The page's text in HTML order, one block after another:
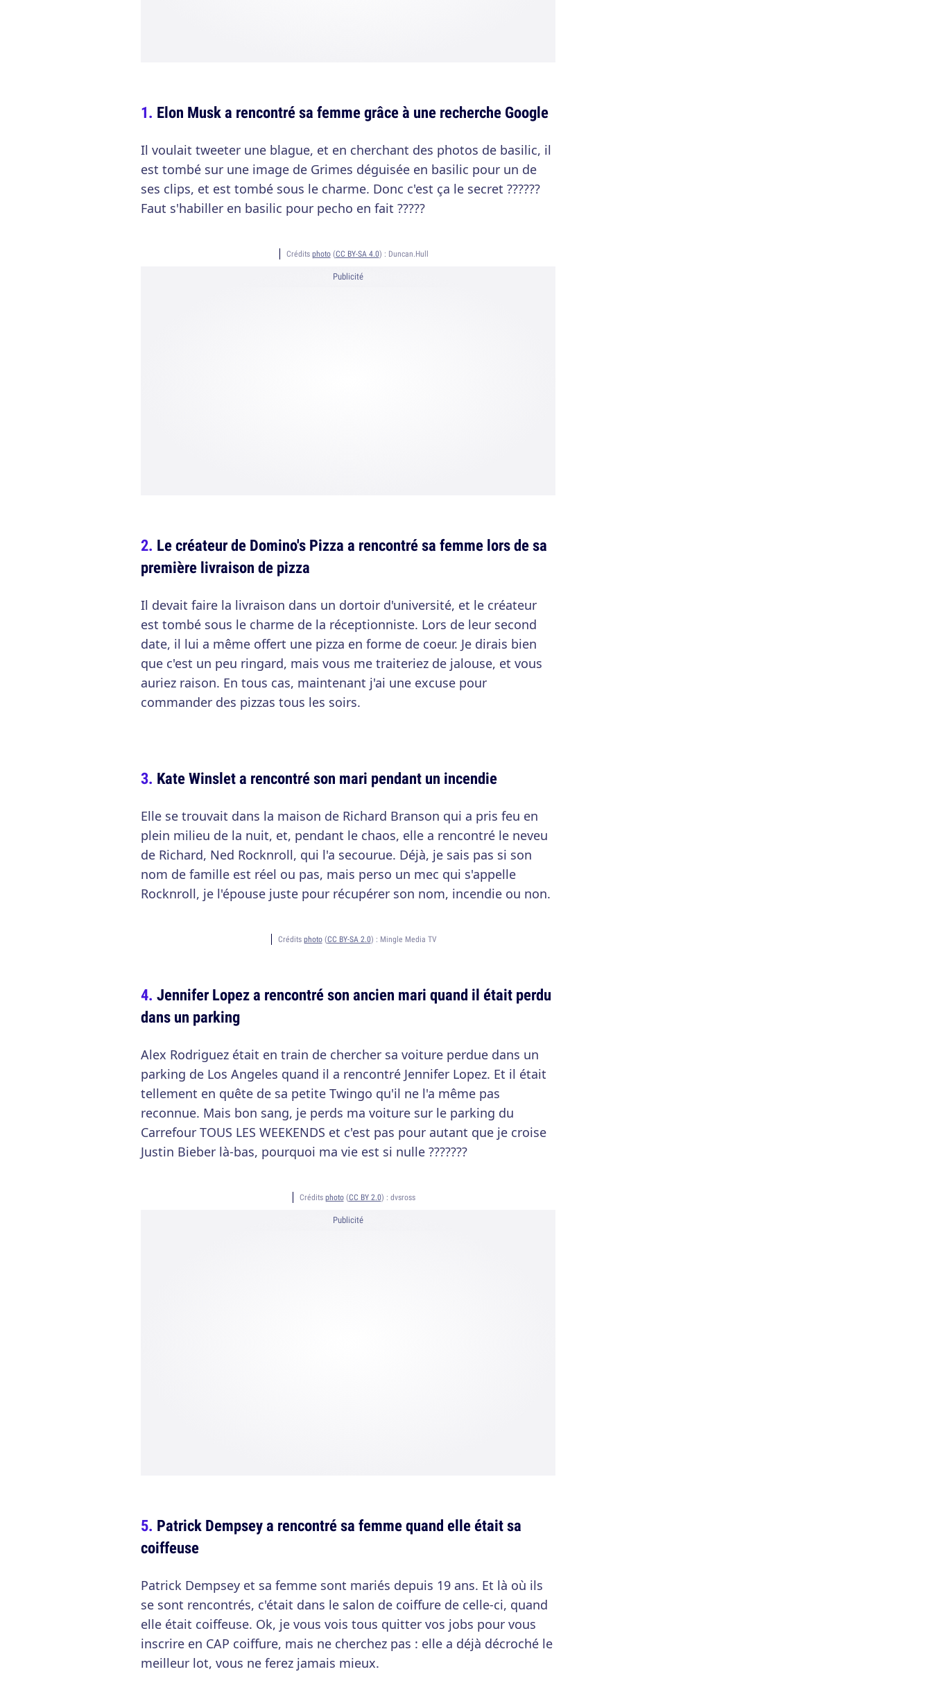
Elon Musk a rencontré sa femme grâce à une recherche Google
Il voulait tweeter une blague, et en cherchant des photos de basilic, il
est tombé sur une image de Grimes déguisée en basilic pour un de
ses clips, et est tombé sous le charme. Donc c'est ça le secret ??????
Faut s'habiller en basilic pour pecho en fait ?????
Crédits photo(CC BY-SA 4.0) : Duncan.Hull
Publicité
Le créateur de Domino's Pizza a rencontré sa femme lors de sa
première livraison de pizza
Il devait faire la livraison dans un dortoir d'université, et le créateur
est tombé sous le charme de la réceptionniste. Lors de leur second
date, il lui a même offert une pizza en forme de coeur. Je dirais bien
que c'est un peu ringard, mais vous me traiteriez de jalouse, et vous
auriez raison. En tous cas, maintenant j'ai une excuse pour
commander des pizzas tous les soirs.
Kate Winslet a rencontré son mari pendant un incendie
Elle se trouvait dans la maison de Richard Branson qui a pris feu en
plein milieu de la nuit, et, pendant le chaos, elle a rencontré le neveu
de Richard, Ned Rocknroll, qui l'a secourue. Déjà, je sais pas si son
nom de famille est réel ou pas, mais perso un mec qui s'appelle
Rocknroll, je l'épouse juste pour récupérer son nom, incendie ou non.
Crédits photo(CC BY-SA 2.0) : Mingle Media TV
Jennifer Lopez a rencontré son ancien mari quand il était perdu
dans un parking
Alex Rodriguez était en train de chercher sa voiture perdue dans un
parking de Los Angeles quand il a rencontré Jennifer Lopez. Et il était
tellement en quête de sa petite Twingo qu'il ne l'a même pas
reconnue. Mais bon sang, je perds ma voiture sur le parking du
Carrefour TOUS LES WEEKENDS et c'est pas pour autant que je croise
Justin Bieber là-bas, pourquoi ma vie est si nulle ???????
Crédits photo(CC BY 2.0) : dvsross
Publicité
Patrick Dempsey a rencontré sa femme quand elle était sa
coiffeuse
Patrick Dempsey et sa femme sont mariés depuis 19 ans. Et là où ils
se sont rencontrés, c'était dans le salon de coiffure de celle-ci, quand
elle était coiffeuse. Ok, je vous vois tous quitter vos jobs pour vous
inscrire en CAP coiffure, mais ne cherchez pas : elle a déjà décroché le
meilleur lot, vous ne ferez jamais mieux.